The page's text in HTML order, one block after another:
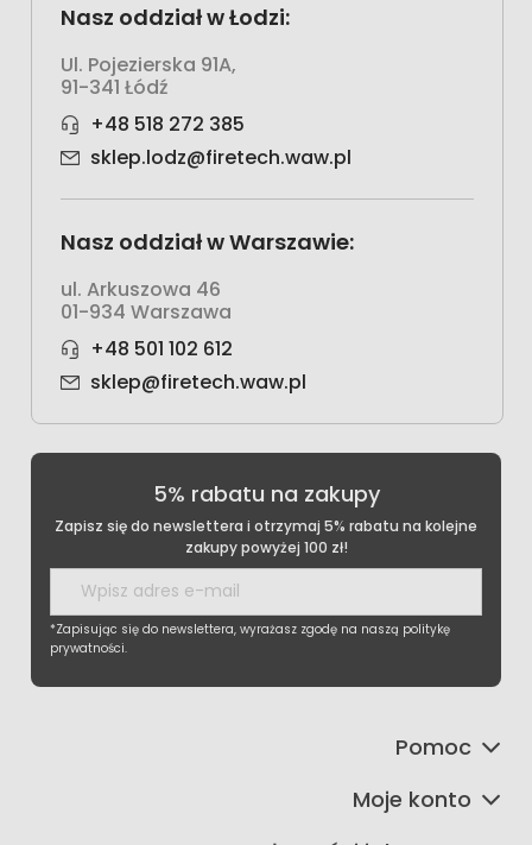
Nasz oddział w Łodzi:
Ul. Pojezierska 91A,
91-341 Łódź
+48 518 272 385
sklep.lodz@firetech.waw.pl
Nasz oddział w Warszawie:
ul. Arkuszowa 46
01-934 Warszawa
+48 501 102 612
sklep@firetech.waw.pl
5% rabatu na zakupy
Zapisz się do newslettera i otrzymaj 5% rabatu na kolejne
zakupy powyżej 100 zł!
*Zapisując się do newslettera, wyrażasz zgodę na naszą politykę
prywatności.
Pomoc
Moje konto